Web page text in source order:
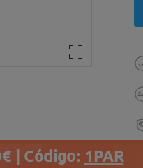
| Código: 1PAR